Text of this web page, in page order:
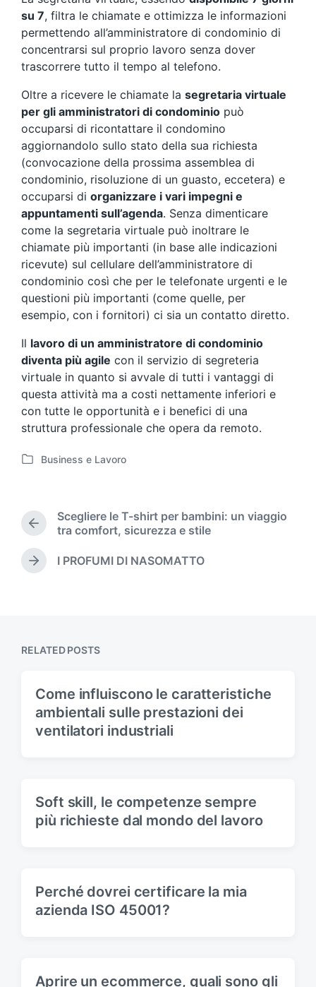
su 7, filtra le chiamate e ottimizza le informazioni
permettendo all’amministratore di condominio di
concentrarsi sul proprio lavoro senza dover
trascorrere tutto il tempo al telefono.
Oltre a ricevere le chiamate la segretaria virtuale
per gli amministratori di condominio può
occuparsi di ricontattare il condomino
aggiornandolo sullo stato della sua richiesta
(convocazione della prossima assemblea di
condominio, risoluzione di un guasto, eccetera) e
occuparsi di organizzare i vari impegni e
appuntamenti sull’agenda. Senza dimenticare
come la segretaria virtuale può inoltrare le
chiamate più importanti (in base alle indicazioni
ricevute) sul cellulare dell’amministratore di
condominio così che per le telefonate urgenti e le
questioni più importanti (come quelle, per
esempio, con i fornitori) ci sia un contatto diretto.
Il lavoro di un amministratore di condominio
diventa più agile con il servizio di segreteria
virtuale in quanto si avvale di tutti i vantaggi di
questa attività ma a costi nettamente inferiori e
con tutte le opportunità e i benefici di una
struttura professionale che opera da remoto.
P
e
i
n
Business e Lavoro
P
e
v
o
:
Scegliere le T-shirt per bambini: un viaggio
tra comfort, sicurezza e stile
N
s
I PROFUMI DI NASOMATTO
RELATED POSTS
Come influiscono le caratteristiche
ambientali sulle prestazioni dei
ventilatori industriali
Soft skill, le competenze sempre
più richieste dal mondo del lavoro
Perché dovrei certificare la mia
azienda ISO 45001?
Aprire un ecommerce, quali sono gli